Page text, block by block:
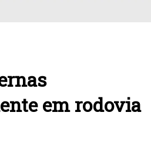
em rodovia